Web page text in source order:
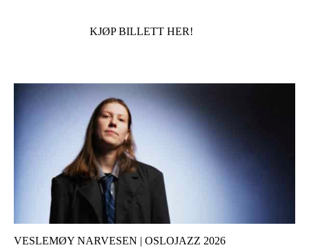
KJØP BILLETT HER!
VESLEMØY NARVESEN | OSLOJAZZ 2026